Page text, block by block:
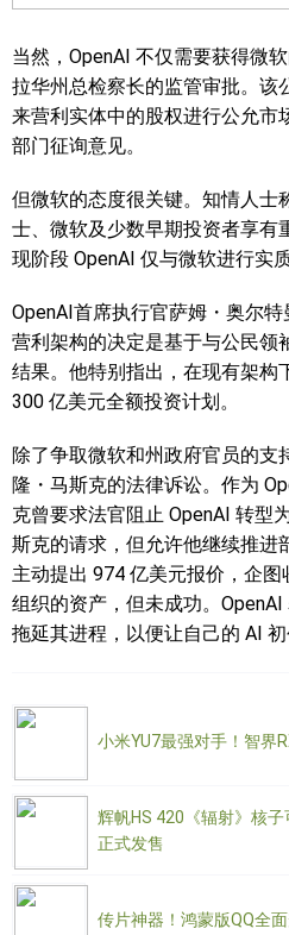
当然，OpenAI 不仅需要获得微
拉华州总检察长的监管审批。该
来营利实体中的股权进行公允市
部门征询意见。
但微软的态度很关键。知情人士
士、微软及少数早期投资者享有
现阶段 OpenAI 仅与微软进行实
OpenAI首席执行官萨姆・奥尔
营利架构的决定是基于与公民领
结果。他特别指出，在现有架构
300 亿美元全额投资计划。
除了争取微软和州政府官员的支
隆・马斯克的法律诉讼。作为
克曾要求法官阻止 OpenAI 转型
斯克的请求，但允许他继续推进
主动提出 974 亿美元报价，企图
组织的资产，但未成功。
拖延其进程，以便让自己的 AI 初
小米YU7最强对手！智界
辉帆HS 420《辐射》核
正式发售
传片神器！鸿蒙版QQ全